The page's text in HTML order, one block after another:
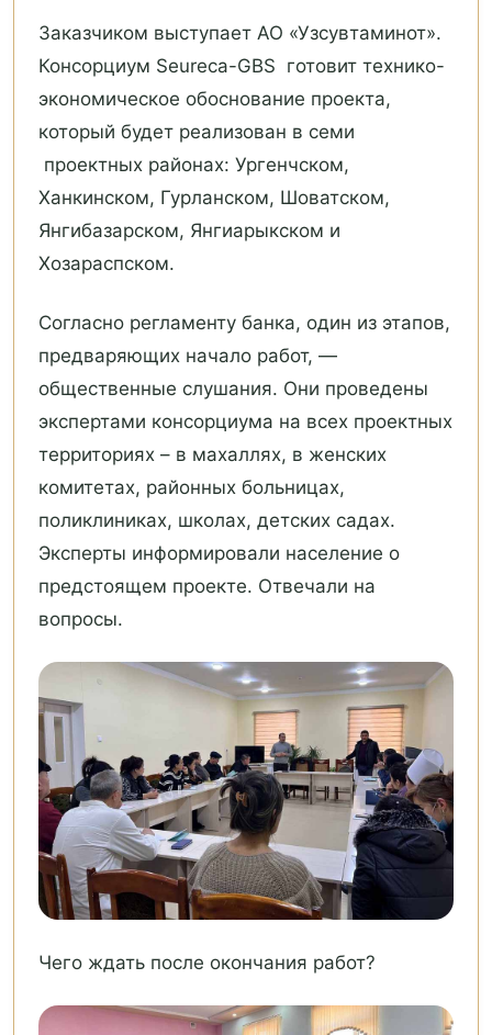
Заказчиком выступает АО «Узсувтаминот».
Консорциум Seureca-GBS готовит технико-
экономическое обоснование проекта,
который будет реализован в семи
проектных районах: Ургенчском,
Ханкинском, Гурланском, Шоватском,
Янгибазарском, Янгиарыкском и
Хозараспском.
Согласно регламенту банка, один из этапов,
предваряющих начало работ, —
общественные слушания. Они проведены
экспертами консорциума на всех проектных
территориях – в махаллях, в женских
комитетах, районных больницах,
поликлиниках, школах, детских садах.
Эксперты информировали население о
предстоящем проекте. Отвечали на
вопросы.
Чего ждать после окончания работ?